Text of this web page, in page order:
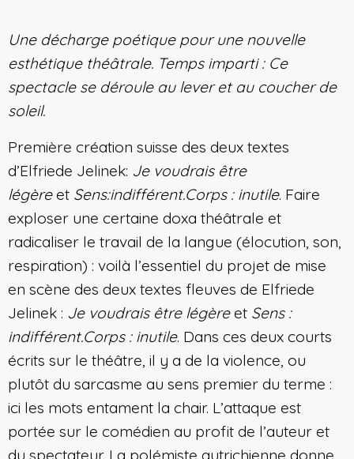
Une décharge poétique pour une nouvelle
esthétique théâtrale. Temps imparti : Ce
spectacle se déroule au lever et au coucher de
soleil.
Première création suisse des deux textes
d’Elfriede Jelinek: Je voudrais être
légèreet Sens:indifférent.Corps : inutile. Faire
exploser une certaine doxa théâtrale et
radicaliser le travail de la langue (élocution, son,
respiration) : voilà l’essentiel du projet de mise
en scène des deux textes fleuves de Elfriede
Jelinek : Je voudrais être légèreet Sens :
indifférent.Corps : inutile. Dans ces deux courts
écrits sur le théâtre, il y a de la violence, ou
plutôt du sarcasme au sens premier du terme :
ici les mots entament la chair. L’attaque est
portée sur le comédien au profit de l’auteur et